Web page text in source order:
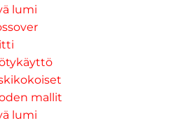
lumi
mallit
lumi